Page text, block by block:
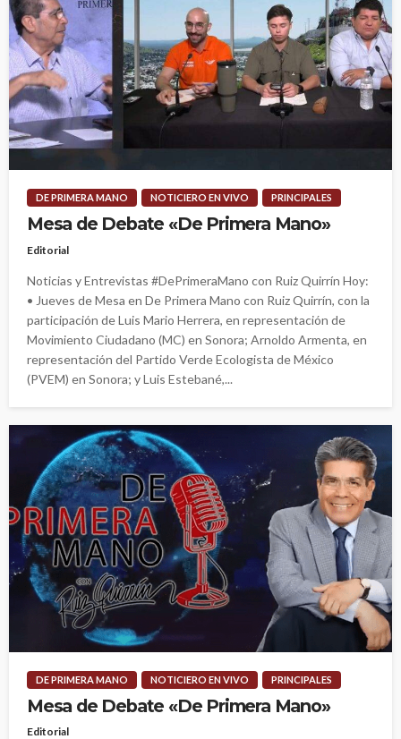
DE PRIMERA MANO NOTICIERO EN VIVO PRINCIPALES
Mesa de Debate «De Primera Mano»
Editorial
Noticias y Entrevistas #DePrimeraMano con Ruiz Quirrín Hoy:
• Jueves de Mesa en De Primera Mano con Ruiz Quirrín, con la
participación de Luis Mario Herrera, en representación de
Movimiento Ciudadano (MC) en Sonora; Arnoldo Armenta, en
representación del Partido Verde Ecologista de México
(PVEM) en Sonora; y Luis Estebané,...
DE PRIMERA MANO NOTICIERO EN VIVO PRINCIPALES
Mesa de Debate «De Primera Mano»
Editorial